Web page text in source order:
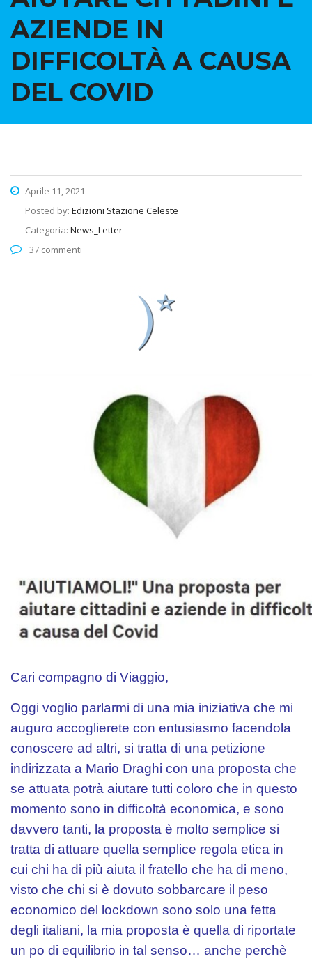
AZIENDE IN
DIFFICOLTÀ A CAUSA
DEL COVID
Aprile 11, 2021
Posted by: Edizioni Stazione Celeste
Categoria: News_Letter
37 commenti
Cari compagno di Viaggio,
Oggi voglio parlarmi di una mia iniziativa che mi
auguro accoglierete con entusiasmo facendola
conoscere ad altri, si tratta di una petizione
indirizzata a Mario Draghi con una proposta che
se attuata potrà aiutare tutti coloro che in questo
momento sono in difficoltà economica, e sono
davvero tanti, la proposta è molto semplice si
tratta di attuare quella semplice regola etica in
cui chi ha di più aiuta il fratello che ha di meno,
visto che chi si è dovuto sobbarcare il peso
economico del lockdown sono solo una fetta
degli italiani, la mia proposta è quella di riportate
un po di equilibrio in tal senso… anche perchè